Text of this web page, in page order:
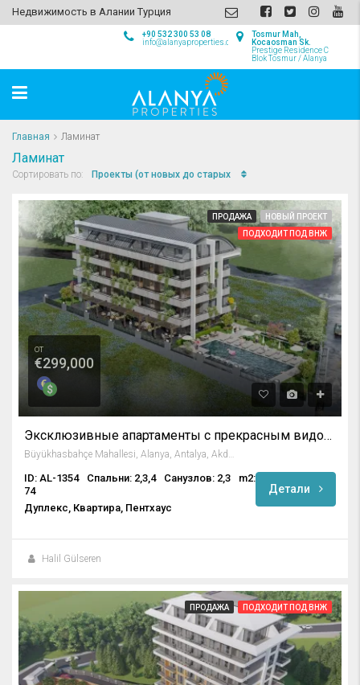
Недвижимость в Алании Турция
Tosmur Mah,
Kocaosman Sk.
Prestige Residence C
Blok Tosmur / Alanya
+90 532 300 53 08
info@alanyaproperties.com
Главная Ламинат
Ламинат
Сортировать по: Проекты (от новых до старых
ПРОДАЖА
НОВЫЙ ПРОЕКТ
ПОДХОДИТ ПОД ВНЖ
от
€299,000
Эксклюзивные апартаменты с прекрасным видом на Аланию
Büyükhasbahçe Mahallesi, Alanya, Antalya, Akdeniz Bölgesi, Türkiye
ID: AL-1354 Спальни: 2,3,4 Санузлов: 2,3
m2:
74
Дуплекс, Квартира, Пентхаус
Детали
Halil Gülseren
ПРОДАЖА ПОДХОДИТ ПОД ВНЖ